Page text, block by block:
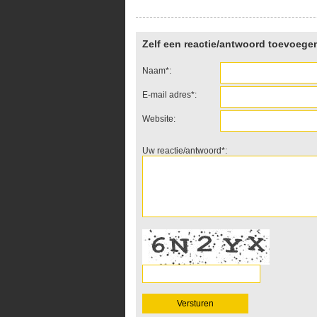
Zelf een reactie/antwoord
Naam*:
E-mail adres*:
Website:
Uw reactie/antwoord*: